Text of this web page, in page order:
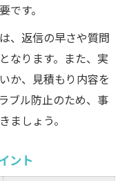
です。
、返信の早さや質問
なります。また、実
か、見積もり内容を
ブル防止のため、事
ましょう。
ント